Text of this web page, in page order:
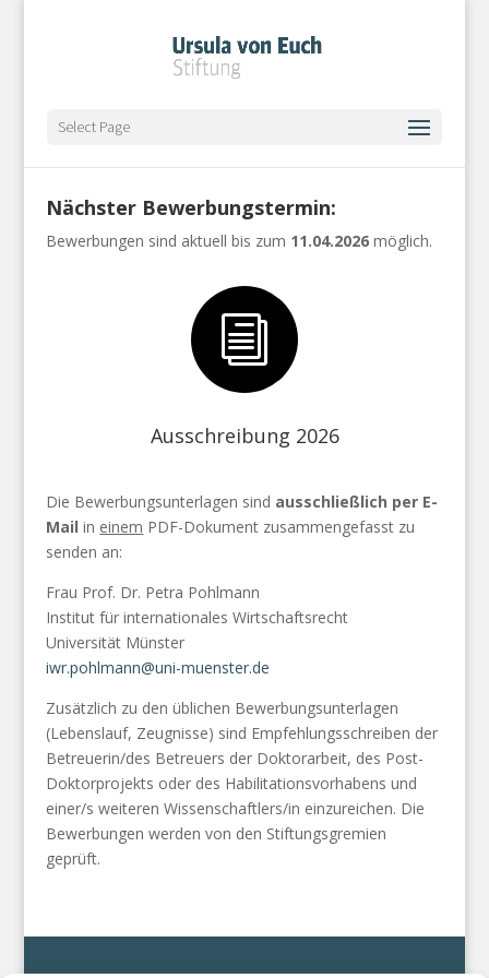
Select Page
Nächster Bewerbungstermin:
Bewerbungen sind aktuell bis zum 11.04.2026 möglich.
i
Ausschreibung 2026
Die Bewerbungsunterlagen sind ausschließlich per E-
Mail in einem PDF-Dokument zusammengefasst zu
senden an:
Frau Prof. Dr. Petra Pohlmann
Institut für internationales Wirtschaftsrecht
Universität Münster
iwr.pohlmann@uni-muenster.de
Zusätzlich zu den üblichen Bewerbungsunterlagen
(Lebenslauf, Zeugnisse) sind Empfehlungsschreiben der
Betreuerin/des Betreuers der Doktorarbeit, des Post-
Doktorprojekts oder des Habilitationsvorhabens und
einer/s weiteren Wissenschaftlers/in einzureichen. Die
Bewerbungen werden von den Stiftungsgremien
geprüft.